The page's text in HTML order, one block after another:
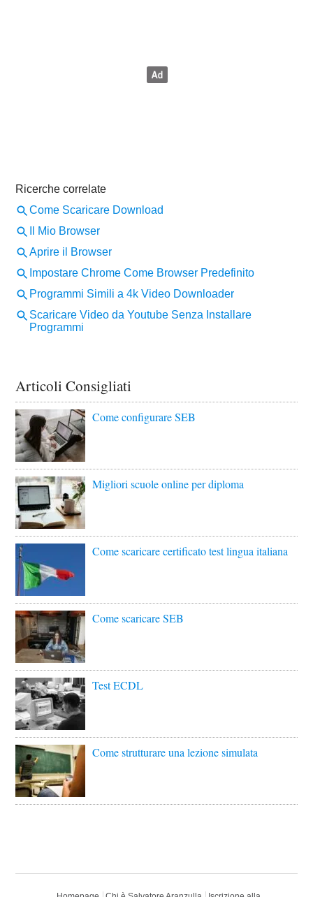
Articoli Consigliati
Come configurare SEB
Migliori scuole online per diploma
Come scaricare certificato test lingua italiana
Come scaricare SEB
Test ECDL
Come strutturare una lezione simulata